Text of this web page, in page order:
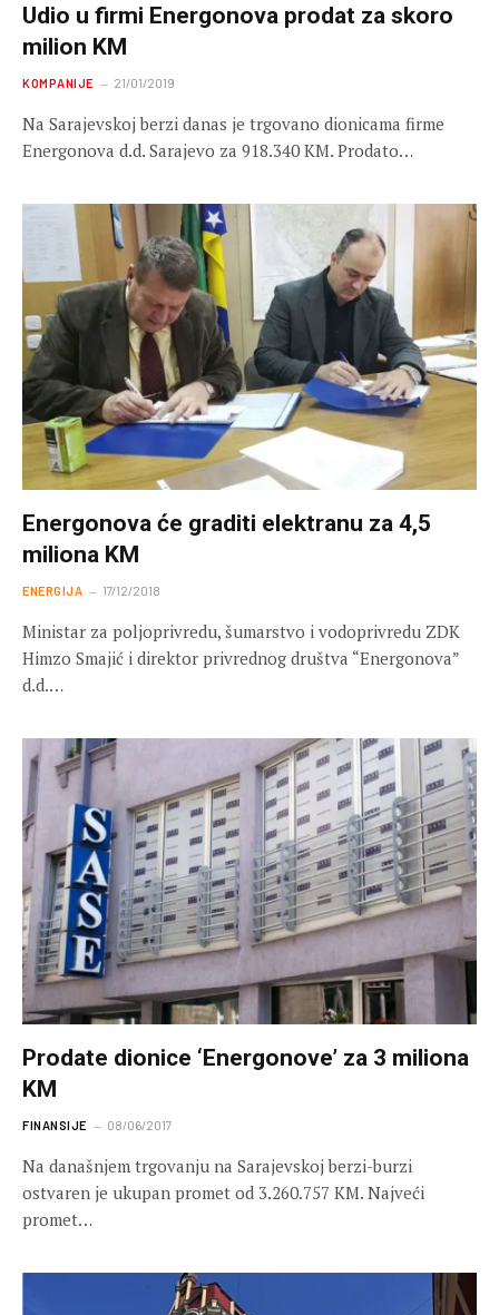
Udio u firmi Energonova prodat za skoro
milion KM
KOMPANIJE 21/01/2019
Na Sarajevskoj berzi danas je trgovano dionicama firme
Energonova d.d. Sarajevo za 918.340 KM. Prodato…
Energonova će graditi elektranu za 4,5
miliona KM
ENERGIJA 17/12/2018
Ministar za poljoprivredu, šumarstvo i vodoprivredu ZDK
Himzo Smajić i direktor privrednog društva “Energonova”
d.d.…
Prodate dionice ‘Energonove’ za 3 miliona
KM
FINANSIJE 08/06/2017
Na današnjem trgovanju na Sarajevskoj berzi-burzi
ostvaren je ukupan promet od 3.260.757 KM. Najveći
promet…